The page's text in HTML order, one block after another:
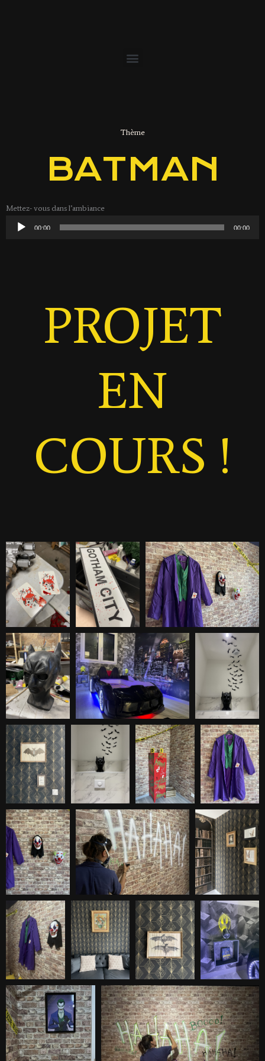
Menu
Thème
BATMAN
Mettez- vous dans l’ambiance
Lecteur
00:00 00:00
PROJET
EN
COURS !